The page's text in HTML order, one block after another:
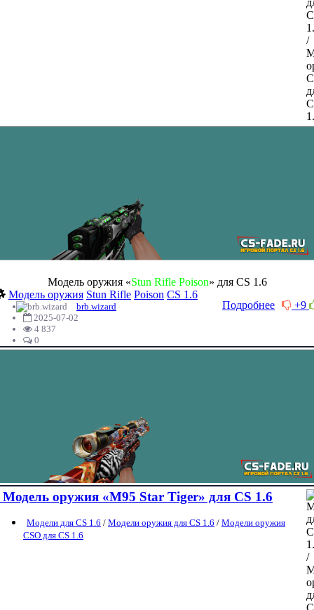
Модель оружия «Stun Rifle Poison» для CS 1.6
Модель оружия Stun Rifle Poison CS 1.6
+9
Подробнее
brb.wizard
2025-07-02
4 837
0
Модель оружия «M95 Star Tiger» для CS 1.6
Модели для CS 1.6 / Модели оружия для CS 1.6 / Модели оружия
CSO для CS 1.6